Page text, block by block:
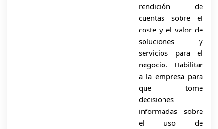
rendición de
cuentas sobre el
coste y el valor de
soluciones y
servicios para el
negocio. Habilitar
a la empresa para
que tome
decisiones
informadas sobre
el uso de